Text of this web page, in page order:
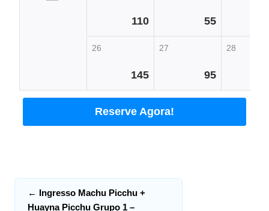
110
26
145
55
27
95
28
Reserve Agora!
← Ingresso Machu Picchu +
Huayna Picchu Grupo 1 –